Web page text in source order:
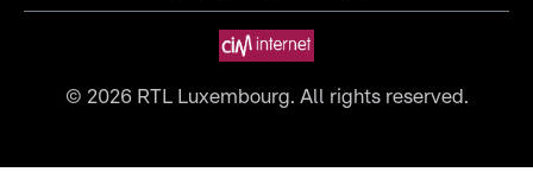
© 2026RTL Luxembourg. All rights reserved.